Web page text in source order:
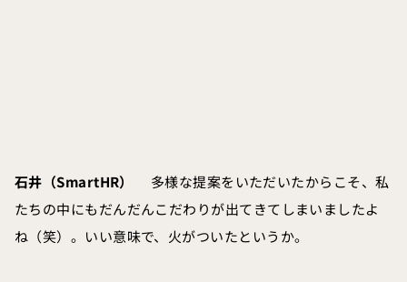
石井（SmartHR）
多様な提案をいただいたからこそ、私
たちの中にもだんだんこだわりが出てきてしまいましたよ
ね（笑）。いい意味で、火がついたというか。